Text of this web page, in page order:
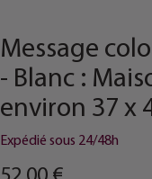
Message
- Blanc :
environ 37 x
Expédié sous 24/48h